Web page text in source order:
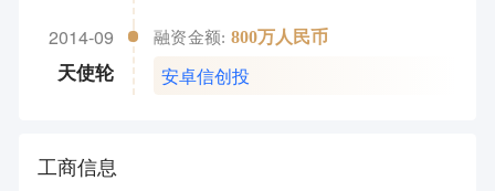
2014-09
天使轮
融资金额: 800万人民币
安卓信创投
工商信息